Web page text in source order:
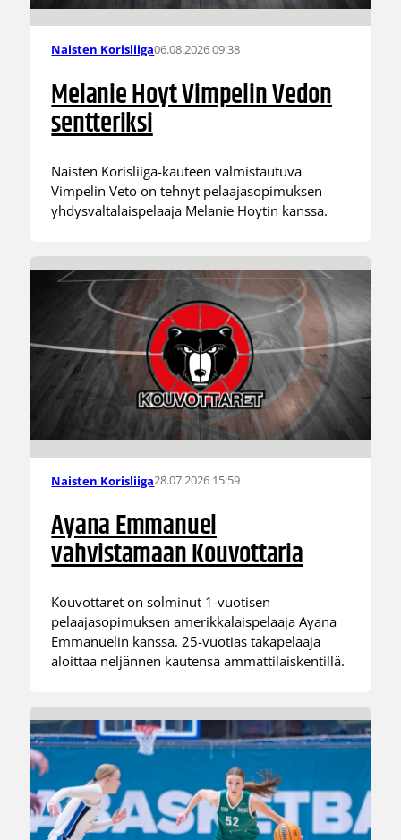
Naisten Korisliiga06.08.2026 09:38
Melanie Hoyt Vimpelin Vedon
sentteriksi
Naisten Korisliiga-kauteen valmistautuva
Vimpelin Veto on tehnyt pelaajasopimuksen
yhdysvaltalaispelaaja Melanie Hoytin kanssa.
Naisten Korisliiga28.07.2026 15:59
Ayana Emmanuel
vahvistamaan Kouvottaria
Kouvottaret on solminut 1-vuotisen
pelaajasopimuksen amerikkalaispelaaja Ayana
Emmanuelin kanssa. 25-vuotias takapelaaja
aloittaa neljännen kautensa ammattilaiskentillä.